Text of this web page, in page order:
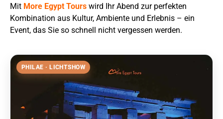
Mit More Egypt Tours wird Ihr Abend zur perfekten
Kombination aus Kultur, Ambiente und Erlebnis – ein
Event, das Sie so schnell nicht vergessen werden.
PHILAE · LICHTSHOW